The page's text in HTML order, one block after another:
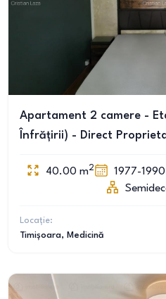
Apartament 2 camere -
Înfrățirii) - Direct
40.00 m2 1977-1990
Locație:
Timișoara, Medicină